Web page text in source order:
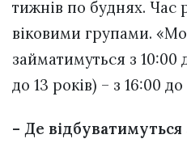
тижнів по буднях. Час
віковими групами.
займатимуться з 10:00
до 13 років) – з 16:00
– Де відбуватимуться